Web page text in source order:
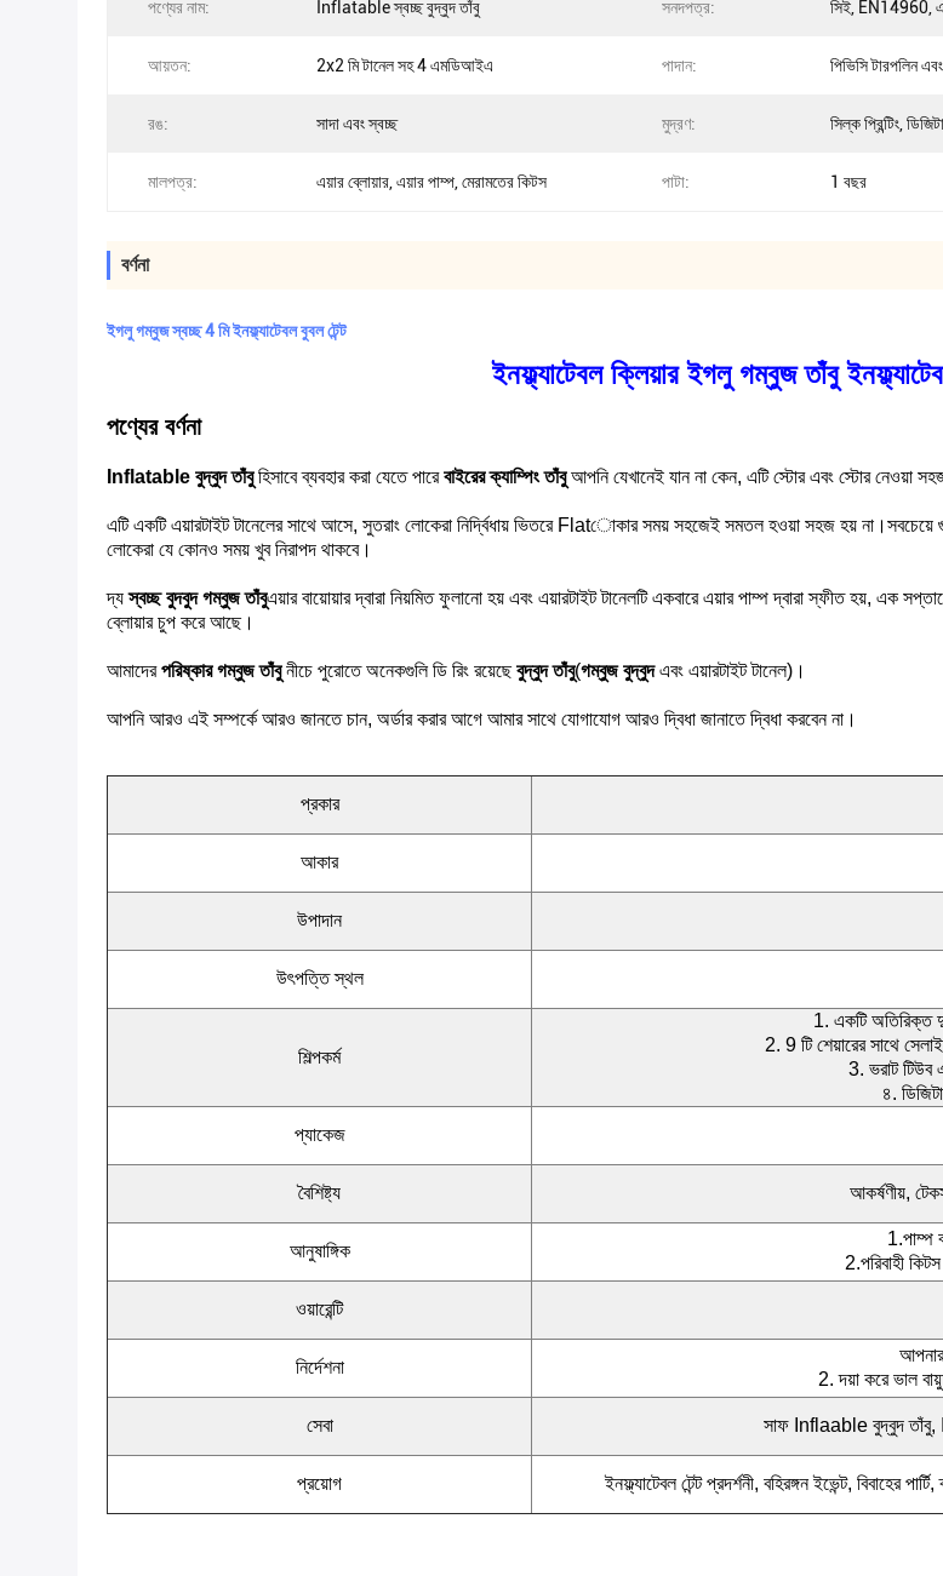
পণ্যের নাম: Inflatable স্বচ্ছ বুদ্বুদ তাঁবু সনদপত্র: সিই, EN14960,
আয়তন: 2x2 মি টানেল সহ 4 এমডিআইএ পাদান: পিভিসি টারপলিন
রঙ: সাদা এবং স্বচ্ছ মুদ্রণ: সিল্ক প্রিন্টিং,
মালপত্র: এয়ার ব্লোয়ার, এয়ার পাম্প, মেরামতের কিটস পাটা: 1 বছর
বর্ণনা
ইগলু গম্বুজ স্বচ্ছ 4 মি ইনফ্ল্যাটেবল বুবল টেন্ট
ইনফ্ল্যাটেবল ক্লিয়ার ইগলু গম্বুজ তাঁবু
পণ্যের বর্ণনা
Inflatable বুদ্বুদ তাঁবুহিসাবে ব্যবহার করা যেতে পারেবাইরের ক্যাম্পিং তাঁবুআপনি যেখানেই যান না কেন, এটি স্টোর এবং স্টোর নেওয়া
এটি একটি এয়ারটাইট টানেলের সাথে আসে, সুতরাং লোকেরা নির্দ্বিধায় ভিতরে Flatোকার সময় সহজেই সমতল হওয়া সহজ হয় না।সবচেয়ে
লোকেরা যে কোনও সময় খুব নিরাপদ থাকবে।
দ্যস্বচ্ছ বুদবুদ গম্বুজ তাঁবুএয়ার বায়োয়ার দ্বারা নিয়মিত ফুলানো হয় এবং এয়ারটাইট টানেলটি একবারে এয়ার পাম্প দ্বারা স্ফীত হয়, এক
ব্লোয়ার চুপ করে আছে।
আমাদেরপরিষ্কার গম্বুজ তাঁবুনীচে পুরোতে অনেকগুলি ডি রিং রয়েছেবুদ্বুদ তাঁবু(গম্বুজ বুদ্বুদএবং এয়ারটাইট টানেল)।
আপনি আরও এই সম্পর্কে আরও জানতে চান, অর্ডার করার আগে আমার সাথে যোগাযোগ আরও দ্বিধা জানাতে দ্বিধা করবেন না।
প্রকার
আকার
উপাদান
উৎপত্তি স্থল
শিল্পকর্ম
1. একটি অতিরিক্ত
2. 9 টি শেয়ারের সাথে
3. ভরাট টিউব
৪.
প্যাকেজ
বৈশিষ্ট্য আকর্ষণীয়,
আনুষাঙ্গিক
1.পাম্প
2.পরিবাহী
ওয়ারেন্টি
নির্দেশনা
আপনার
2. দয়া করে ভাল
সেবা সাফ Inflaable বুদ্বুদ
প্রয়োগ ইনফ্ল্যাটেবল টেন্ট প্রদর্শনী, বহিরঙ্গন ইভেন্ট, বিবাহের